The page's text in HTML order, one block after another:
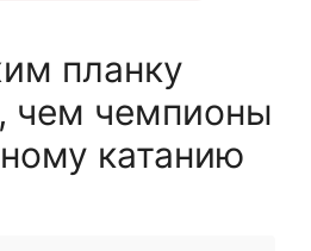
планку
чем чемпионы
катанию